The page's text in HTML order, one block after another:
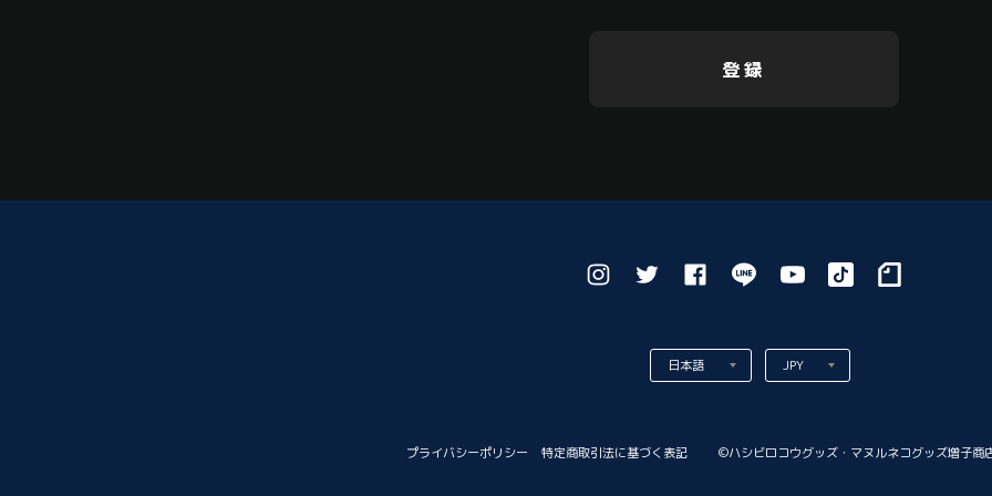
登録
プライバシーポリシー 特定商取引法に基づく表記 ©︎ハシビロコウグッズ・マヌルネコグッズ増子商